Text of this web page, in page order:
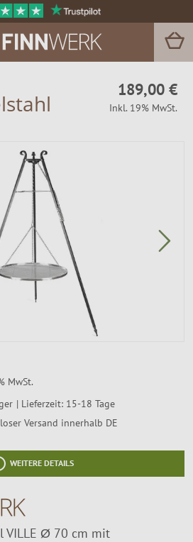
189,00 €
Inkl. 19% MwSt.
MwSt.
Lieferzeit: 15-18 Tage
Versand innerhalb DE
WEITERE DETAILS
VILLE Ø 70 cm mit